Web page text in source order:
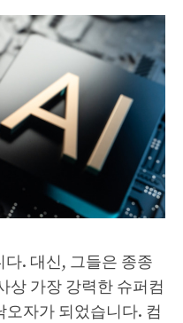
. 대신, 그들은 종종
상 가장 강력한 슈퍼컴
자가 되었습니다. 컴